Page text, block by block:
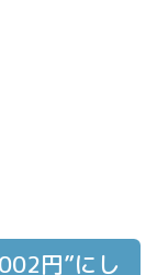
円”にし